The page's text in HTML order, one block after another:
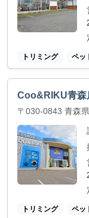
トリミング ペッ
Coo&RIKU青森
〒030-0843 青森
トリミング ペッ